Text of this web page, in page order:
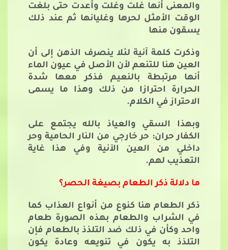
والمعنى أنها غلت وغلت وأعدت حتى بلغت
الوقت الأمثل لحرها وغليانها ثم عند ذلك
يسقون منها
وذكرت كلمة آنية لئلا ينصرف الذهن إلى أن
العين هنا للتنعم لأن الأصل في عيون الماء
أنها مرتبطة بالنعيم فذكر معها شدة
الحرارة احترازا من ذلك وهذا ما يسمى
الاحتراز في الكلام.
وبهذا السقي والعياذ بالله يجتمع على
الكفار حران: حر خارجي من النار الحامية وحر
داخلي من العين الآنية وفي هذا غاية
التعذيب لهم.
ما دلالة ذكر الطعام بصيغة الحصر؟
ذكر الطعام هنا كنوع من أنواع العذاب كما
في الشراب والطعام بهذه الصورة طعام
واحد وكأن في ذلك ضد التلذذ بالطعام فإن
التلذذ به يكون في تنويعه وعادة يكون